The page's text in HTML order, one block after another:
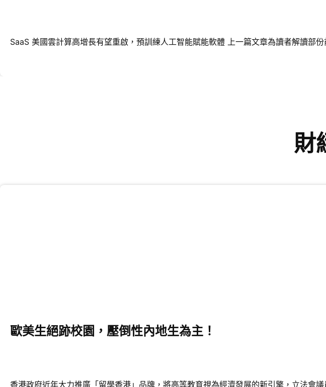
SaaS 美國雲計算高增長有望重啟，預訓練人工智能賦能軟體 上一篇文章為讀者解讀部
財
歐美生絕跡校園，壓倒性內地生為主！
香港政府近年大力推廣「留學香港」品牌，將高等教育視為經濟發展的新引擎，立法會